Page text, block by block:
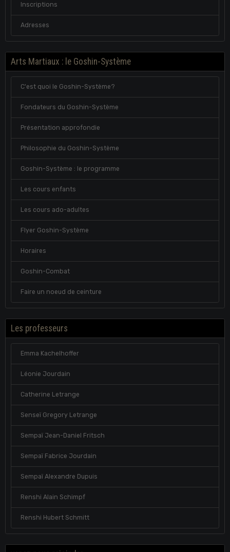
Inscriptions
Adresses
Arts Martiaux : le Goshin-Système
C'est quoi le Goshin-Système?
Fondateurs du Goshin-Système
Présentation approfondie
Philosophie du Goshin-Système
Goshin-Système : le programme
Les cours enfants
Les cours ado-adultes
Flyer Goshin-Système
Horaires
Goshin-Combat
Faire un noeud de ceinture
Les professeurs
Emma Kachelhoffer
Léonie Jourdain
Catherine Letrange
Senseï Gregory Letrange
Sempaï Jean-Daniel Fritsch
Sempaï Fabrice Jourdain
Sempaï Alexandre Dupuis
Renshi Alain Schimpf
Renshi Hubert Schmitt